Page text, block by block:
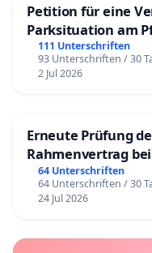
Petition für eine
Parksituation am
111 Unterschriften
93 Unterschriften / 30
2 Jul 2026
Erneute Prüfung
Rahmenvertrag
64 Unterschriften
64 Unterschriften / 30
24 Jul 2026